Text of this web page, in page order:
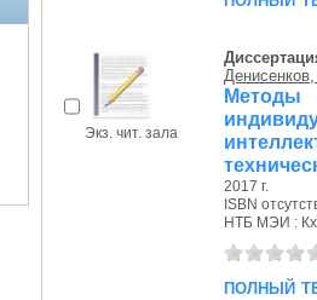
Экз. чит. зала
2017 г.
ISBN
НТБ МЭИ : Кх
полный